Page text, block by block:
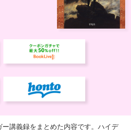
講義録をまとめた内容です。ハイデ